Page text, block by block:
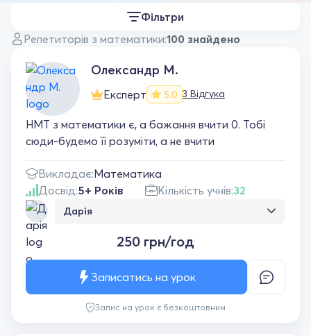
Репетиторів з математики:100 знайдено
Фільтри
Олександр М.
Експерт 5.0 3 Відгука
НМТ з математики є, а бажання вчити 0. Тобі
сюди-будемо її розуміти, а не вчити
Викладає:Математика
Досвід:5+ Років Кількість учнів:32
Дарія
математики! Пояснює матеріал зрозуміло,
стають логічними та простими. Завжди
уважно ставиться до учня, підтримує і
допомагає повірити у свої сили. Завдяки
заняттям значно покращилось розуміння
250 грн/год
Запис на урок є безкоштовним
Записатись на урок